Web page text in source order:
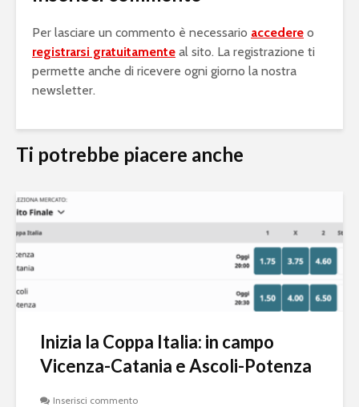
Per lasciare un commento è necessario accedere o
registrarsi gratuitamente al sito. La registrazione ti
permette anche di ricevere ogni giorno la nostra
newsletter.
Ti potrebbe piacere anche
Inizia la Coppa Italia: in campo
Vicenza-Catania e Ascoli-Potenza
Inserisci commento